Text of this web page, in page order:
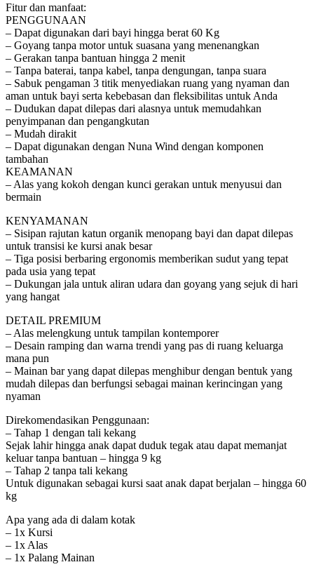
Fitur dan manfaat:
PENGGUNAAN
– Dapat digunakan dari bayi hingga berat 60 Kg
– Goyang tanpa motor untuk suasana yang menenangkan
– Gerakan tanpa bantuan hingga 2 menit
– Tanpa baterai, tanpa kabel, tanpa dengungan, tanpa suara
– Sabuk pengaman 3 titik menyediakan ruang yang nyaman dan
aman untuk bayi serta kebebasan dan fleksibilitas untuk Anda
– Dudukan dapat dilepas dari alasnya untuk memudahkan
penyimpanan dan pengangkutan
– Mudah dirakit
– Dapat digunakan dengan Nuna Wind dengan komponen
tambahan
KEAMANAN
– Alas yang kokoh dengan kunci gerakan untuk menyusui dan
bermain
KENYAMANAN
– Sisipan rajutan katun organik menopang bayi dan dapat dilepas
untuk transisi ke kursi anak besar
– Tiga posisi berbaring ergonomis memberikan sudut yang tepat
pada usia yang tepat
– Dukungan jala untuk aliran udara dan goyang yang sejuk di hari
yang hangat
DETAIL PREMIUM
– Alas melengkung untuk tampilan kontemporer
– Desain ramping dan warna trendi yang pas di ruang keluarga
mana pun
– Mainan bar yang dapat dilepas menghibur dengan bentuk yang
mudah dilepas dan berfungsi sebagai mainan kerincingan yang
nyaman
Direkomendasikan Penggunaan:
– Tahap 1 dengan tali kekang
Sejak lahir hingga anak dapat duduk tegak atau dapat memanjat
keluar tanpa bantuan – hingga 9 kg
– Tahap 2 tanpa tali kekang
Untuk digunakan sebagai kursi saat anak dapat berjalan – hingga 60
kg
Apa yang ada di dalam kotak
– 1x Kursi
– 1x Alas
– 1x Palang Mainan